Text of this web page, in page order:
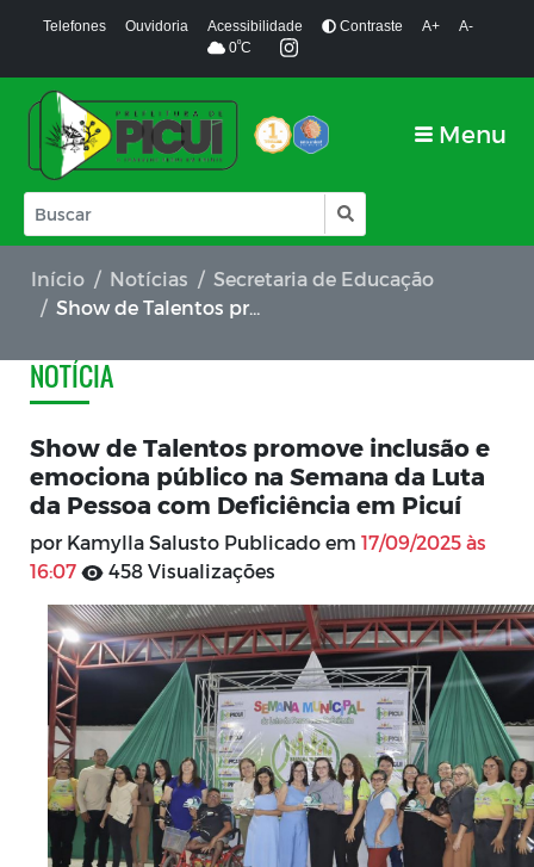
Telefones Ouvidoria Acessibilidade Contraste A+
A-
0ºC
Menu
Início Notícias
Secretaria de Educação
Show de Talentos promove inclusão e emociona público na Semana da Luta da Pessoa com Deficiência em Picuí
NOTÍCIA
Show de Talentos promove inclusão e
emociona público na Semana da Luta
da Pessoa com Deficiência em Picuí
por Kamylla Salusto Publicado em 17/09/2025 às
16:07
458 Visualizações